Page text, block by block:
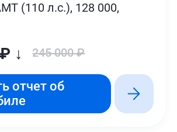
(110 л.с.), 128 000,
↓ 245 000 ₽
отчет об